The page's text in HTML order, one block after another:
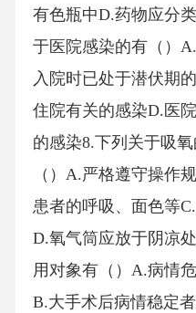
有色瓶中D.药物应分
于医院感染的有（）
入院时已处于潜伏期
住院有关的感染D.医
的感染8.下列关于吸
（）A.严格遵守操作
患者的呼吸、面色等
D.氧气筒应放于阴凉
用对象有（）A.病情
B.大手术后病情稳定